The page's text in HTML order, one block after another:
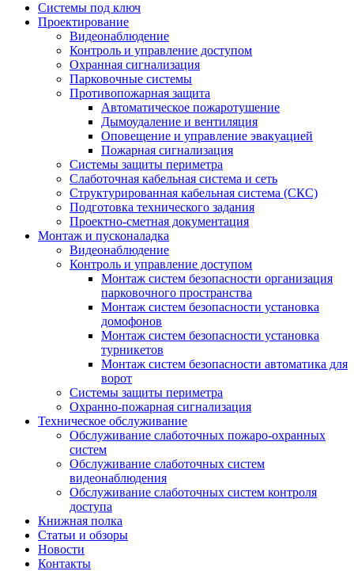
Системы под ключ
Проектирование
Видеонаблюдение
Контроль и управление доступом
Охранная сигнализация
Парковочные системы
Противопожарная защита
Автоматическое пожаротушение
Дымоудаление и вентиляция
Оповещение и управление эвакуацией
Пожарная сигнализация
Системы защиты периметра
Слаботочная кабельная система и сеть
Структурированная кабельная система (СКС)
Подготовка технического задания
Проектно-сметная документация
Монтаж и пусконаладка
Видеонаблюдение
Контроль и управление доступом
Монтаж систем безопасности организация
парковочного пространства
Монтаж систем безопасности установка
домофонов
Монтаж систем безопасности установка
турникетов
Монтаж систем безопасности автоматика для
ворот
Системы защиты периметра
Охранно-пожарная сигнализация
Техническое обслуживание
Обслуживание слаботочных пожаро-охранных
систем
Обслуживание слаботочных систем
видеонаблюдения
Обслуживание слаботочных систем контроля
доступа
Книжная полка
Статьи и обзоры
Новости
Контакты